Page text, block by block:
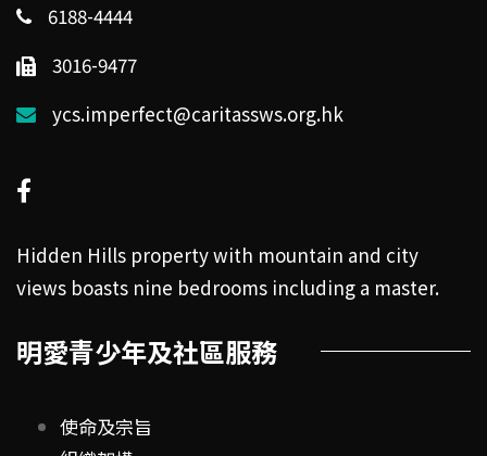
6188-4444
3016-9477
ycs.imperfect@caritassws.org.hk
Hidden Hills property with mountain and city
views boasts nine bedrooms including a master.
明愛青少年及社區服務
使命及宗旨